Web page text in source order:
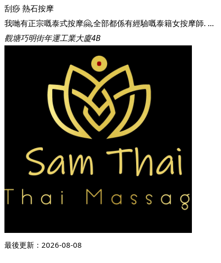
刮痧熱石按摩
我哋有正宗嘅泰式按摩🤗,全部都係有經驗嘅泰籍女按摩師. 環境清潔乾淨, 仲有獨立間隔添 ,新張期內而家都係震撼價$130蚊45分鐘, 真係平到呢 :-) 我哋就喺APM商場隔離,直接過嚟就可以啦, 記得預約喎,而家都好多朋友嚟緊呀!!! 營業時間星期一至日,早上 十一時至晚上 十時. 預約熱線 93364119.
觀塘巧明街年運工業大廈4B
最後更新： 2026-08-08